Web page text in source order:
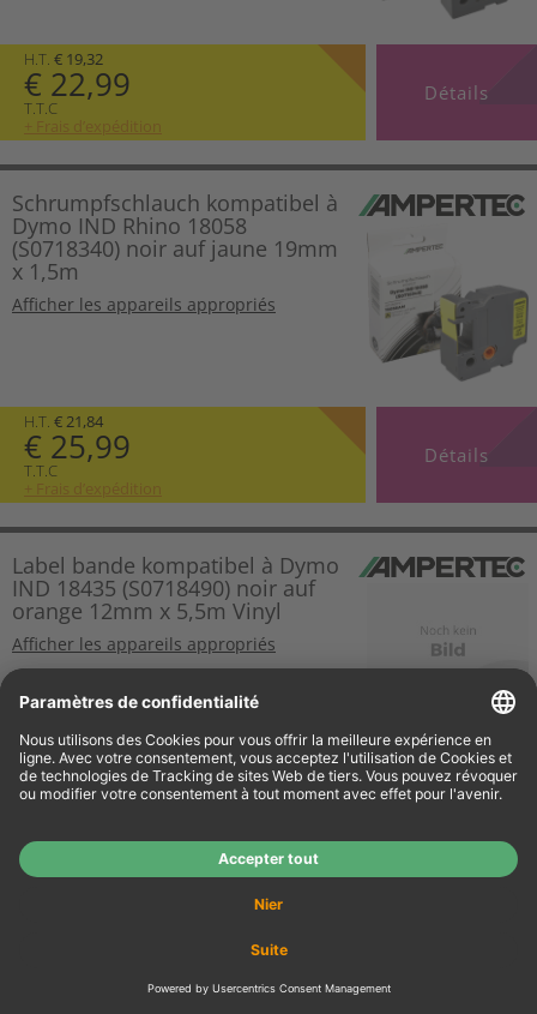
H.T. € 19,32
€ 22,99
T.T.C
+ Frais d’expédition
Détails
Schrumpfschlauch kompatibel à
Dymo IND Rhino 18058
(S0718340) noir auf jaune 19mm
x 1,5m
Afficher les appareils appropriés
H.T. € 21,84
€ 25,99
T.T.C
+ Frais d’expédition
Détails
Label bande kompatibel à Dymo
IND 18435 (S0718490) noir auf
orange 12mm x 5,5m Vinyl
Afficher les appareils appropriés
H.T.€ 7,55
€ 8,98
+ Frais d’expédition
IND 622289 noir auf transparent